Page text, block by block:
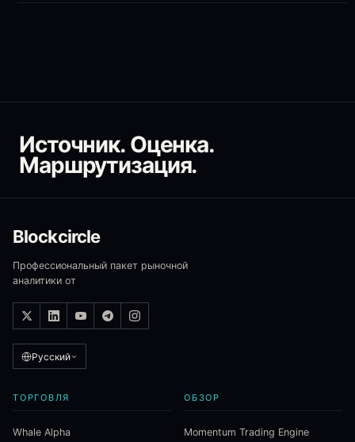
Источник. Оценка.
Маршрутизация.
Blockcircle
Профессиональный пакет рыночной
аналитики от
Русский
ТОРГОВЛЯ
Whale Alpha
ОБЗОР
Momentum Trading Engine